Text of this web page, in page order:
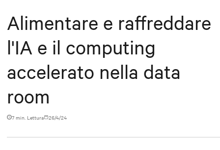
Alimentare e raffreddare
l'IA e il computing
accelerato nella data
room
7 min. Lettura 26/4/24